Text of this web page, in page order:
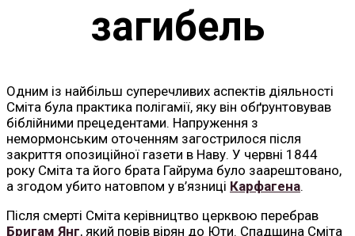
загибель
Одним із найбільш суперечливих аспектів діяльності
Сміта була практика полігамії, яку він обґрунтовував
біблійними прецедентами. Напруження з
немормонським оточенням загострилося після
закриття опозиційної газети в Наву. У червні 1844
року Сміта та його брата Гайрума було заарештовано,
а згодом убито натовпом у в’язниці Карфагена.
Після смерті Сміта керівництво церквою перебрав
Бригам Янг, який повів вірян до Юти. Спадщина Сміта